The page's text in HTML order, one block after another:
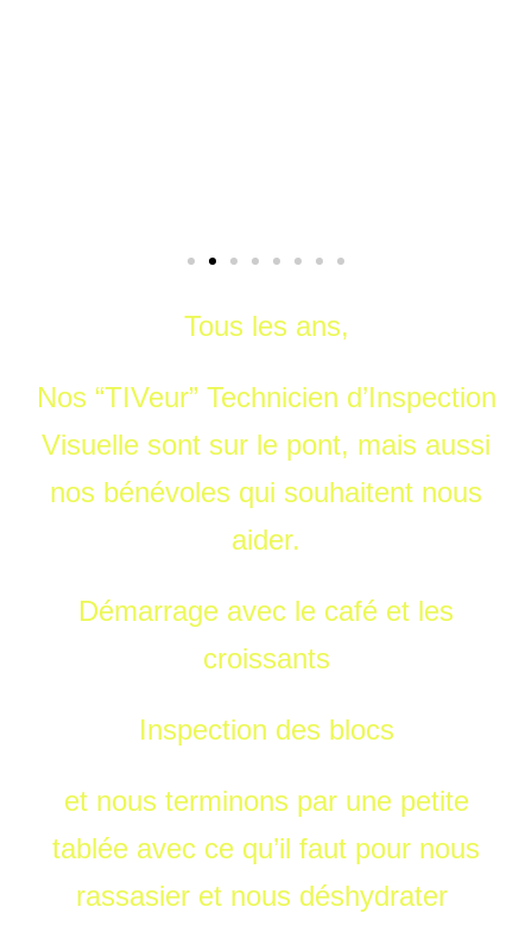
Tous les ans,
Nos “TIVeur” Technicien d’Inspection
Visuelle sont sur le pont, mais aussi
nos bénévoles qui souhaitent nous
aider.
Démarrage avec le café et les
croissants
Inspection des blocs
et nous terminons par une petite
tablée avec ce qu’il faut pour nous
rassasier et nous déshydrater